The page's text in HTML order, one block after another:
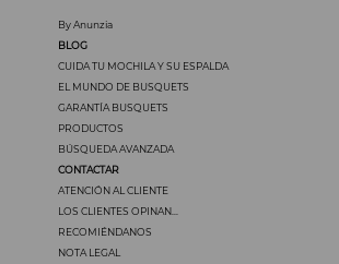
By Anunzia
BLOG
CUIDA TU MOCHILA Y SU ESPALDA
EL MUNDO DE BUSQUETS
GARANTÍA BUSQUETS
PRODUCTOS
BÚSQUEDA AVANZADA
CONTACTAR
ATENCIÓN AL CLIENTE
LOS CLIENTES OPINAN...
RECOMIÉNDANOS
NOTA LEGAL